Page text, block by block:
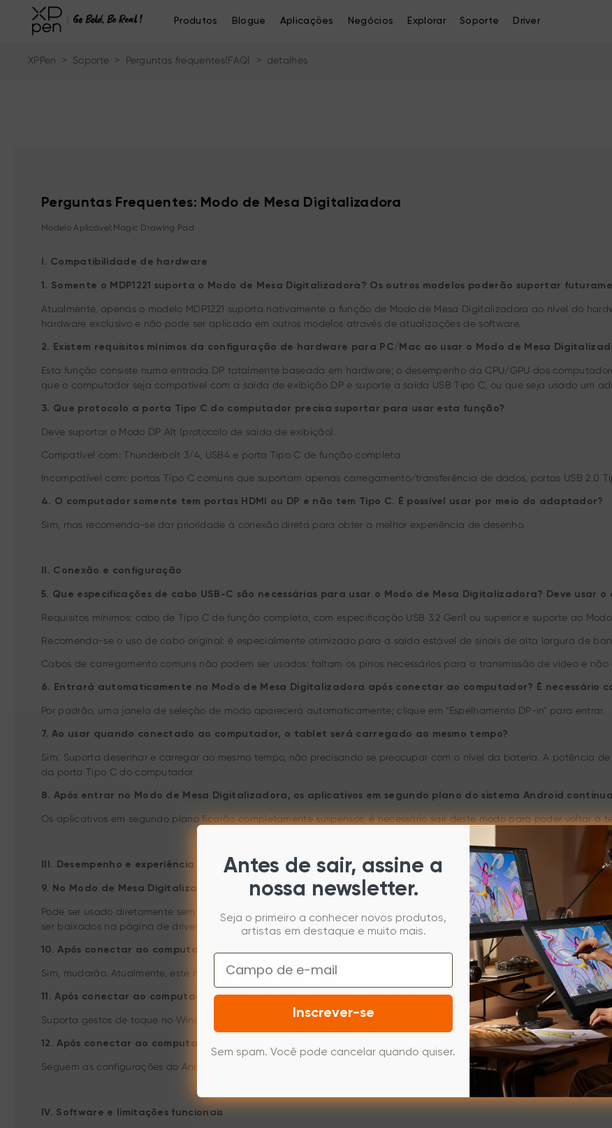
Produtos Blogue Aplicações Negócios Explorar Soporte Driver
XPPen > Soporte > Perguntas frequentes(FAQ) > detalhes
Perguntas Frequentes: Modo de Mesa Digitalizadora
Modelo Aplicável:Magic Drawing Pad
I. Compatibilidade de hardware
1. Somente o MDP1221 suporta o Modo de Mesa Digitalizadora? Os outros modelos poderão suportar
Atualmente, apenas o modelo MDP1221 suporta nativamente a função de Modo de Mesa Digitalizadora ao nível do
hardware exclusivo e não pode ser aplicada em outros modelos através de atualizações de software.
2. Existem requisitos mínimos da configuração de hardware para PC/Mac ao usar o Modo de Mesa
Esta função consiste numa entrada DP totalmente baseada em hardware; o desempenho da CPU/GPU dos
que o computador seja compatível com a saída de exibição DP e suporte a saída USB Tipo C, ou que seja usado um
3. Que protocolo a porta Tipo C do computador precisa suportar para usar esta função?
Deve suportar o Modo DP Alt (protocolo de saída de exibição).
Compatível com: Thunderbolt 3/4, USB4 e porta Tipo C de função completa
Incompatível com: portas Tipo C comuns que suportam apenas carregamento/transferência de dados, portas USB 2.0
4. O computador somente tem portas HDMI ou DP e não tem Tipo C. É possível usar por meio do adaptador?
Sim, mas recomenda-se dar prioridade à conexão direta para obter a melhor experiência de desenho.
II. Conexão e configuração
5. Que especificações de cabo USB-C são necessárias para usar o Modo de Mesa Digitalizadora? Deve usar o
Requisitos mínimos: cabo de Tipo C de função completa, com especificação USB 3.2 Gen1 ou superior e suporte ao
Recomenda-se o uso de cabo original: é especialmente otimizado para a saída estável de sinais de alta largura de
Cabos de carregamento comuns não podem ser usados: faltam os pinos necessários para a transmissão de vídeo e não
6. Entrará automaticamente no Modo de Mesa Digitalizadora após conectar ao computador? É necessário
Por padrão, uma janela de seleção de modo aparecerá automaticamente; clique em "Espelhamento DP-in" para entrar.
7. Ao usar quando conectado ao computador, o tablet será carregado ao mesmo tempo?
Sim. Suporta desenhar e carregar ao mesmo tempo, não precisando se preocupar com o nível da bateria. A potência
da porta Tipo C do computador.
8. Após entrar no Modo de Mesa Digitalizadora, os aplicativos em segundo plano do sistema Android
Os aplicativos em segundo plano ficarão completamente suspensos; é necessário sair deste modo para poder voltar à
III. Desempenho e experiência de desenho
9. No Modo de Mesa Digitalizadora, é necessário instalar drivers no computador para a sensibilidade de
Pode ser usado diretamente sem drivers; no entanto, para reconfigurar ou calibrar a caneta de desenho, será
ser baixados na página de drivers do site oficial da XPPen.
10. Após conectar ao computador, a resolução e a taxa de atualização da tela do tablet mudarão?
Sim, mudarão. Atualmente, este modo suporta apenas uma exibição estendida a 1080p a 60 Hz.
11. Após conectar ao computador, a função multitoque do tablet ainda pode ser usada?
Suporta gestos de toque no Windows, mas ainda não é suportado no macOS no momento.
12. Após conectar ao computador, as cores da tela seguem as configurações do tablet ou as do
Seguem as configurações do Android.
IV. Software e limitações funcionais
Antes de sair, assine a
nossa newsletter.
Seja o primeiro a conhecer novos produtos,
artistas em destaque e muito mais.
Email
Inscrever-se
Sem spam. Você pode cancelar quando quiser.